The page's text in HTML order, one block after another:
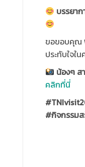
บรรยา
ขอขอบคุณ
ประทับใจใ
น้องๆ ส
คลิกที่นี่
#กิจกรรม